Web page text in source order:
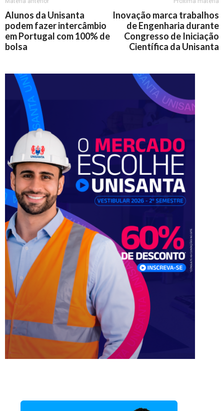
Alunos da Unisanta
podem fazer intercâmbio
em Portugal com 100% de
bolsa
Inovação marca trabalhos
de Engenharia durante
Congresso de Iniciação
Científica da Unisanta